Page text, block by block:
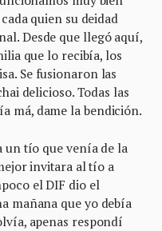
quien su deidad
Desde que llegó aquí,
que lo recibía, los
Se fusionaron las
delicioso. Todas las
má, dame la bendición.
un tío que venía de la
invitara al tío a
el DIF dio el
mañana que yo debía
apenas respondí